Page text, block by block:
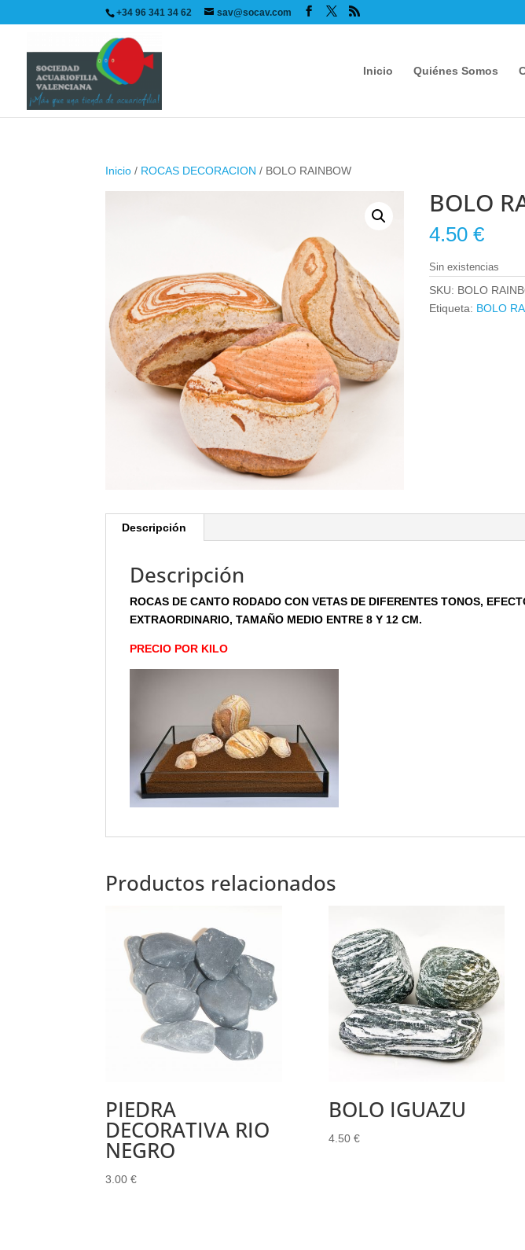
+34 96 341 34 62 sav@socav.com
Inicio Quiénes Somos
Inicio / ROCAS DECORACION / BOLO RAINBOW
BOLO
4.50€
Sin existencias
SKU: BOLO
Etiqueta: BOLO
Descripción
Descripción
ROCAS DE CANTO RODADO CON VETAS DE DIFERENTES TONOS,
EXTRAORDINARIO, TAMAÑO MEDIO ENTRE 8 Y 12 CM.
PRECIO POR KILO
Productos relacionados
PIEDRA
DECORATIVA RIO
NEGRO
3.00€
BOLO IGUAZU
4.50 €